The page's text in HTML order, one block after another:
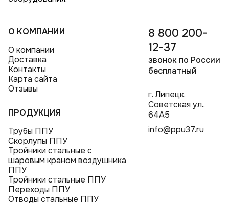
О КОМПАНИИ
О компании
Доставка
Контакты
Карта сайта
Отзывы
ПРОДУКЦИЯ
Трубы ППУ
Скорлупы ППУ
Тройники стальные с
шаровым краном воздушника
ППУ
Тройники стальные ППУ
Переходы ППУ
Отводы стальные ППУ
8 800 200-
12-37
звонок по России
бесплатный
г. Липецк,
Советская ул.,
64А5
info@ppu37.ru